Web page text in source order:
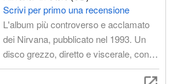
influenze di punk rock, emo, glam rock
e musica classica.
Scrivi per primo una recensione
L'album più controverso e acclamato
dei Nirvana, pubblicato nel 1993. Un
disco grezzo, diretto e viscerale, con
testi che esplorano temi oscuri e